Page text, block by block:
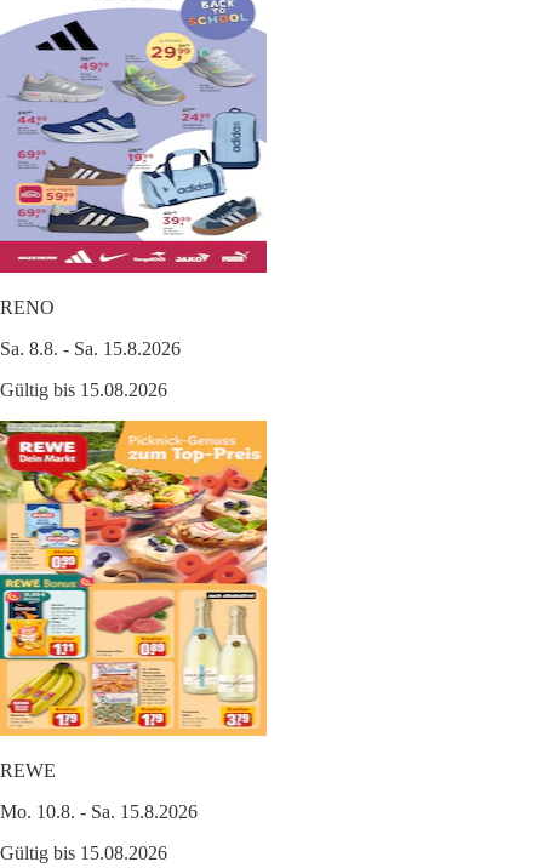
RENO
Sa. 8.8. - Sa. 15.8.2026
Gültig bis 15.08.2026
REWE
Mo. 10.8. - Sa. 15.8.2026
Gültig bis 15.08.2026